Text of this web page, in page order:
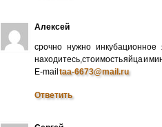
Алексей
срочно нужно
находитесь,стоимость яйца и
E-mailtaa-6673@mail.ru
Ответить